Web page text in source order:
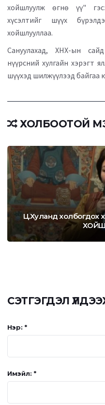
хойшлуулж өгнө үү"
хүсэлтийг шүүх
хойшлууллаа.
Сануулахад, ХНХ-ын
нүүрсний хулгайн хэрэгт
шүүхэд шилжүүлээд байгаа
ХОЛБООТОЙ
Ц.Хуланд холбогдох
СЭТГЭГДЭЛ
Нэр: *
Имэйл: *